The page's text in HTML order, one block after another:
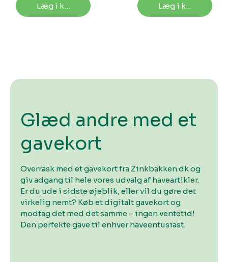
Læg i kurv Læg i kurv
Glæd andre med et
gavekort
Overrask med et gavekort fra Zinkbakken.dk og
giv adgang til hele vores udvalg af haveartikler.
Er du ude i sidste øjeblik, eller vil du gøre det
virkelig nemt? Køb et digitalt gavekort og
modtag det med det samme – ingen ventetid!
Den perfekte gave til enhver haveentusiast.